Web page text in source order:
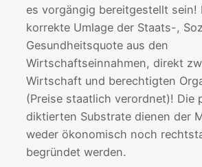
es vorgängig bereitgestellt sein!
korrekte Umlage der Staats-,
Gesundheitsquote aus den
Wirtschaftseinnahmen, direkt
Wirtschaft und berechtigten
(Preise staatlich verordnet)! Die
diktierten Substrate dienen der
weder ökonomisch noch
begründet werden.